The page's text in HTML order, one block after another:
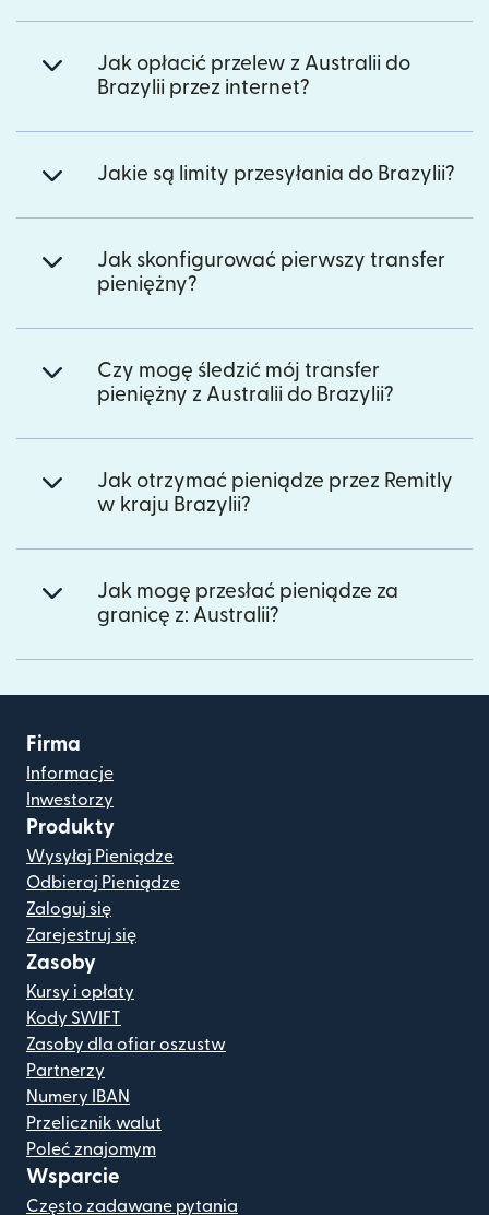
Jak opłacić przelew z Australii do
Brazylii przez internet?
Jakie są limity przesyłania do Brazylii?
Jak skonfigurować pierwszy transfer
pieniężny?
Czy mogę śledzić mój transfer
pieniężny z Australii do Brazylii?
Jak otrzymać pieniądze przez Remitly
w kraju Brazylii?
Jak mogę przesłać pieniądze za
granicę z: Australii?
Firma
Informacje
Inwestorzy
Produkty
Wysyłaj Pieniądze
Odbieraj Pieniądze
Zaloguj się
Zarejestruj się
Zasoby
Kursy i opłaty
Kody SWIFT
Zasoby dla ofiar oszustw
Partnerzy
Numery IBAN
Przelicznik walut
Poleć znajomym
Wsparcie
Często zadawane pytania